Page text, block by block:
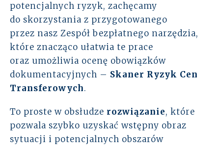
potencjalnych ryzyk, zachęcamy
do skorzystania z przygotowanego
przez nasz Zespół bezpłatnego narzędzia,
które znacząco ułatwia te prace
oraz umożliwia ocenę obowiązków
dokumentacyjnych – Skaner Ryzyk Cen
Transferowych.
To proste w obsłudze rozwiązanie, które
pozwala szybko uzyskać wstępny obraz
sytuacji i potencjalnych obszarów